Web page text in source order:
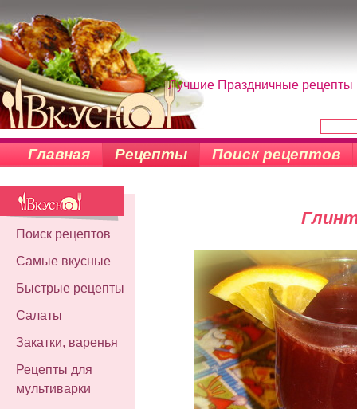
Лучшие Праздничные рецепты
Главная Рецепты Поиск рецептов
Поиск рецептов
Самые вкусные
Быстрые рецепты
Салаты
Закатки, варенья
Рецепты для
мультиварки